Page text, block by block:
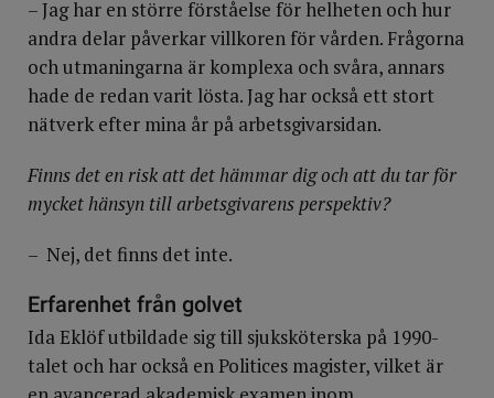
– Jag har en större förståelse för helheten och hur
andra delar påverkar villkoren för vården. Frågorna
och utmaningarna är komplexa och svåra, annars
hade de redan varit lösta. Jag har också ett stort
nätverk efter mina år på arbetsgivarsidan.
Finns det en risk att det hämmar dig och att du tar för
mycket hänsyn till arbetsgivarens perspektiv?
– Nej, det finns det inte.
Erfarenhet från golvet
Ida Eklöf utbildade sig till sjuksköterska på 1990-
talet och har också en Politices magister, vilket är